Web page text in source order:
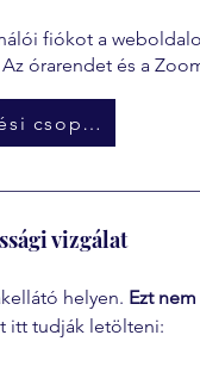
fiókot a
órarendet és a
Képzési csoport
vizgálat
helyen. Ezt
itt tudják letölteni: